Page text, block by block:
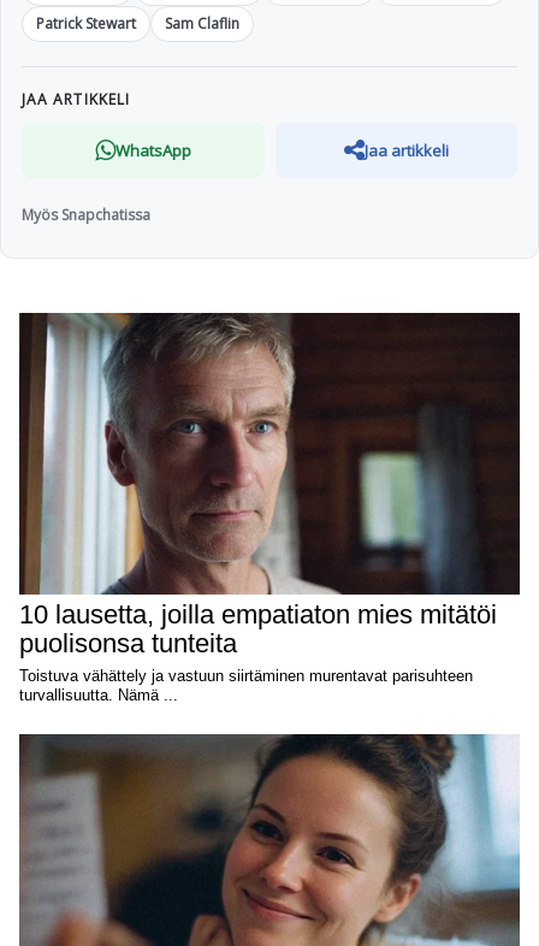
Patrick Stewart
Sam Claflin
JAA ARTIKKELI
WhatsApp Jaa artikkeli
Myös Snapchatissa